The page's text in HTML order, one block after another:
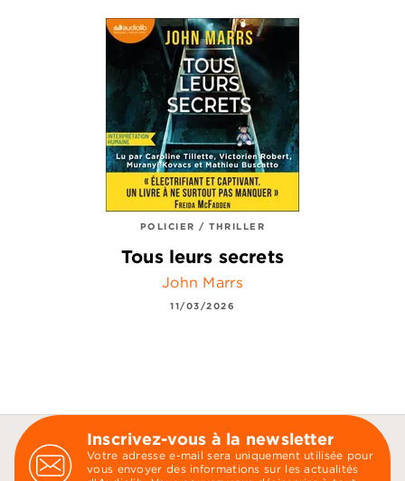
POLICIER / THRILLER
Tous leurs secrets
John Marrs
11/03/2026
Inscrivez-vous à la newsletter
Votre adresse e-mail sera uniquement utilisée pour
vous envoyer des informations sur les actualités